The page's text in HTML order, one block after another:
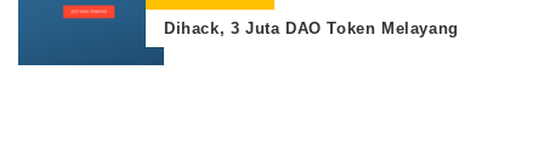
Dihack, 3 Juta DAO Token Melayang